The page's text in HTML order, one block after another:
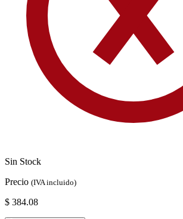
Sin Stock
Precio (IVA incluido)
$ 384.08